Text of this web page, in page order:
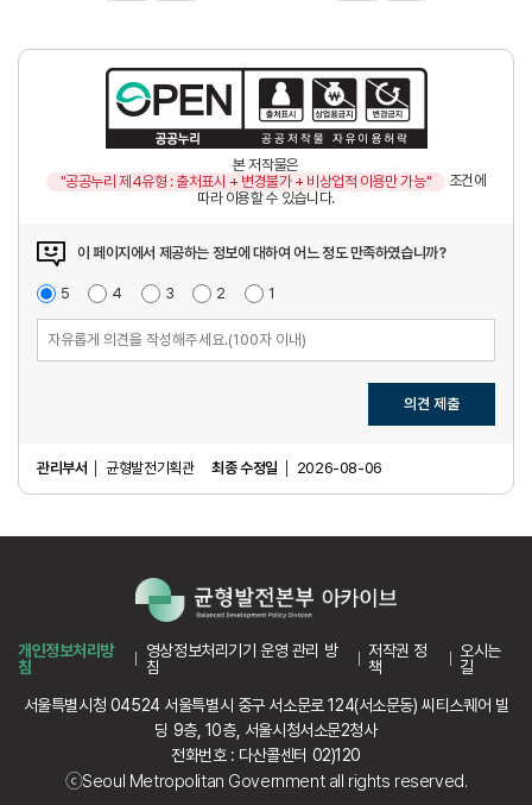
본 저작물은
"공공누리 제4유형 : 출처표시 + 변경불가 + 비상업적 이용만 가능"
조건에
따라 이용할 수 있습니다.
이 페이지에서 제공하는 정보에 대하여 어느 정도 만족하였습니까?
매
만
족
5
만
4
보
3
불
족
2
매
불
만
족
1
의견 제출
관리부서 균형발전기획관 최종 수정일 2026-08-06
개인정보처리방
침
영상정보처리기기 운영 관리 방
침
저작권 정
책
오시는
길
서울특별시청 04524 서울특별시 중구 서소문로 124(서소문동) 씨티스퀘어 빌
딩 9층, 10층, 서울시청서소문2청사
전화번호 : 다산콜센터 02)120
ⓒSeoul Metropolitan Government all rights reserved.